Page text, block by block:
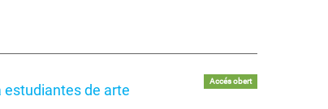
estudiantes de arte
Accés obert